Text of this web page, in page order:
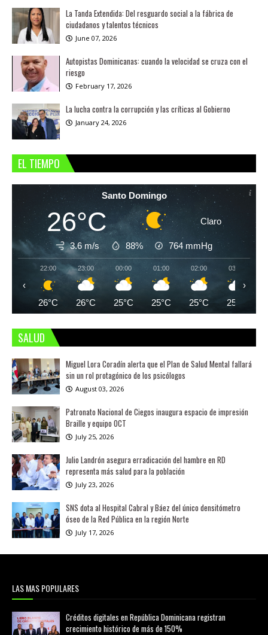
La Tanda Extendida: Del resguardo social a la fábrica de
ciudadanos y talentos técnicos
June 07, 2026
Autopistas Dominicanas: cuando la velocidad se cruza con el
riesgo
February 17, 2026
La lucha contra la corrupción y las críticas al Gobierno
January 24, 2026
EL TIEMPO
Santo Domingo
26°C Claro
3.6 m/s 88% 764 mmHg
22:00
26°C
23:00
26°C
00:00
25°C
01:00
25°C
02:00
25°C
03:00
25°C
‹ ›
SALUD
Miguel Lora Coradín alerta que el Plan de Salud Mental fallará
sin un rol protagónico de los psicólogos
August 03, 2026
Patronato Nacional de Ciegos inaugura espacio de impresión
Braille y equipo OCT
July 25, 2026
Julio Landrón asegura erradicación del hambre en RD
representa más salud para la población
July 23, 2026
SNS dota al Hospital Cabral y Báez del único densitómetro
óseo de la Red Pública en la región Norte
July 17, 2026
LAS MAS POPULARES
Créditos digitales en República Dominicana registran
crecimiento histórico de más de 150%